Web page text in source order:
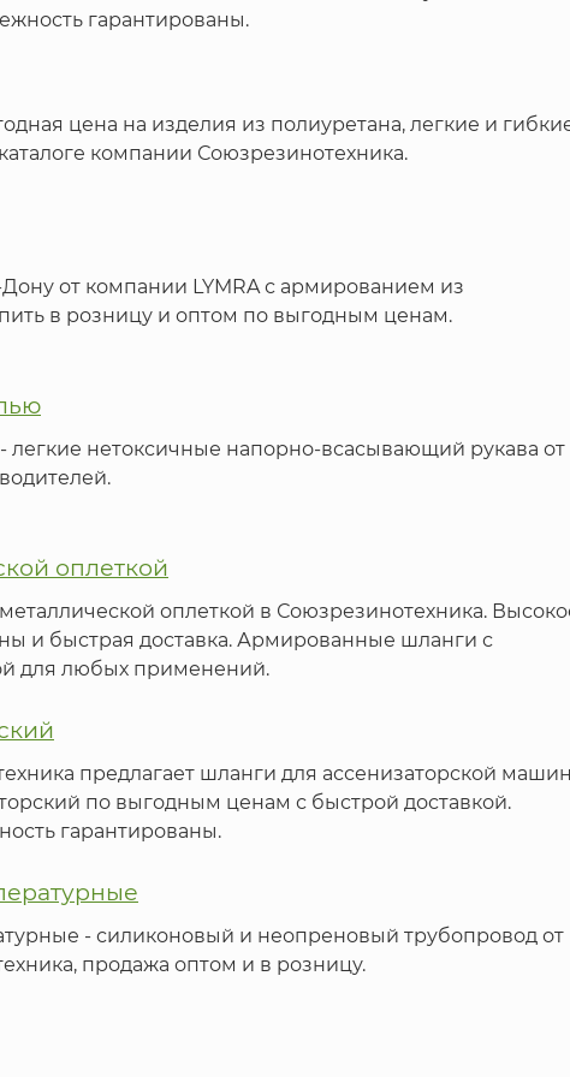
гарантированы.
цена на изделия из полиуретана, легкие и
компании Союзрезинотехника.
от компании LYMRA с армированием из
в розницу и оптом по выгодным ценам.
нетоксичные напорно-всасывающий рукава от
оплеткой
оплеткой в Союзрезинотехника.
и быстрая доставка. Армированные шланги с
для любых применений.
предлагает шланги для ассенизаторской
по выгодным ценам с быстрой доставкой.
гарантированы.
- силиконовый и неопреновый трубопровод от
продажа оптом и в розницу.